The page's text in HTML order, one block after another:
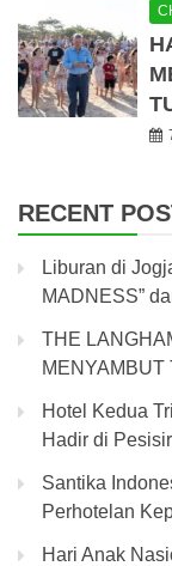
RECENT
Liburan di
MADNESS”
THE
MENYAMBUT
Hotel Kedua
Hadir di
Santika
Perhotelan
Hari Anak